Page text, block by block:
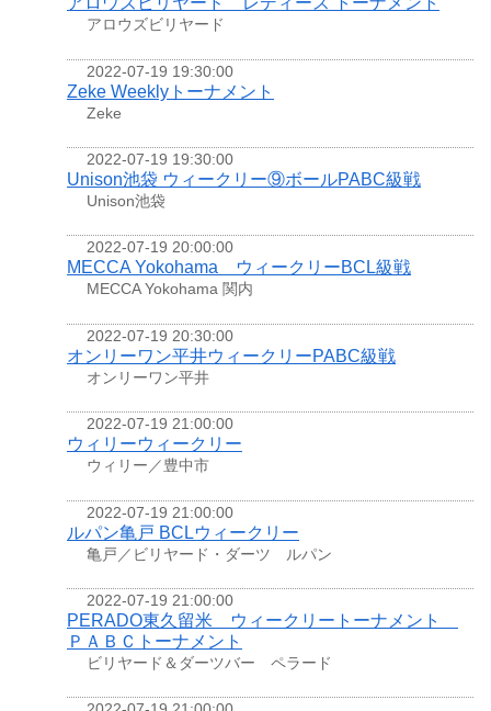
アロウズビリヤード
2022-07-19 19:30:00
Zeke Weeklyトーナメント
Zeke
2022-07-19 19:30:00
Unison池袋 ウィークリー⑨ボールPABC級戦
Unison池袋
2022-07-19 20:00:00
MECCA Yokohama ウィークリーBCL級戦
MECCA Yokohama 関内
2022-07-19 20:30:00
オンリーワン平井ウィークリーPABC級戦
オンリーワン平井
2022-07-19 21:00:00
ウィリーウィークリー
ウィリー／豊中市
2022-07-19 21:00:00
ルパン亀戸 BCLウィークリー
亀戸／ビリヤード・ダーツ ルパン
2022-07-19 21:00:00
PERADO東久留米 ウィークリートーナメント
ＰＡＢＣトーナメント
ビリヤード＆ダーツバー ペラード